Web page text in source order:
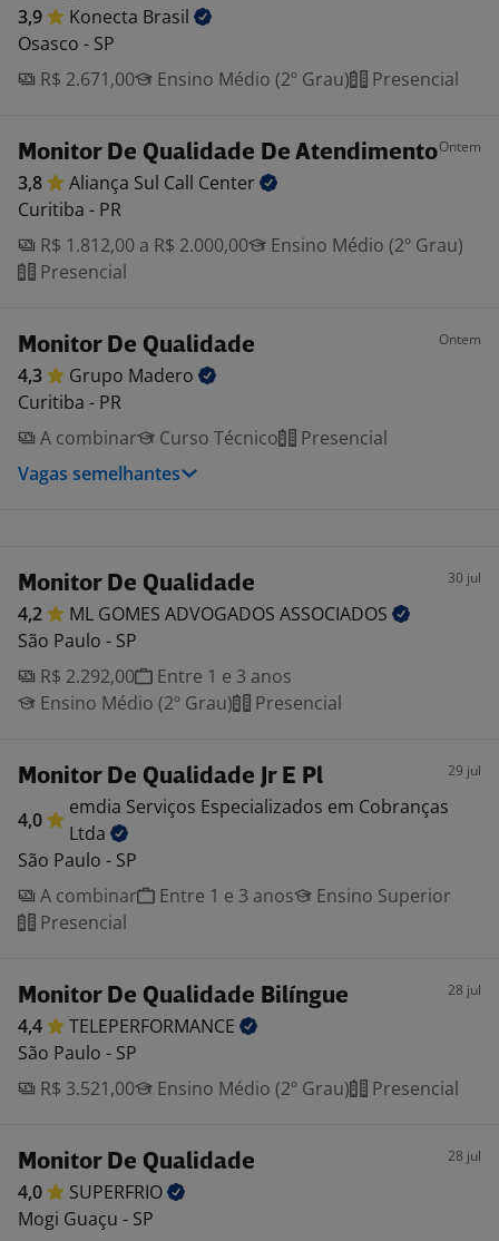
3,9 Konecta Brasil
Osasco - SP
R$ 2.671,00
Ensino Médio (2º Grau) Presencial
Monitor De Qualidade De AtendimentoOntem
3,8 Aliança Sul Call Center
Curitiba - PR
R$ 1.812,00 a R$ 2.000,00
Ensino Médio (2º Grau)
Presencial
Monitor De Qualidade Ontem
4,3 Grupo Madero
Curitiba - PR
A combinar
Curso Técnico
Presencial
Vagas semelhantes
Monitor De Qualidade 30 jul
4,2 ML GOMES ADVOGADOS ASSOCIADOS
São Paulo - SP
R$ 2.292,00
Entre 1 e 3 anos
Ensino Médio (2º Grau)
Presencial
Monitor De Qualidade Jr E Pl 29 jul
4,0
emdia Serviços Especializados em Cobranças
Ltda
São Paulo - SP
A combinar
Entre 1 e 3 anos
Ensino Superior
Presencial
Monitor De Qualidade Bilíngue 28 jul
4,4
TELEPERFORMANCE
São Paulo - SP
R$ 3.521,00
Ensino Médio (2º Grau) Presencial
Monitor De Qualidade 28 jul
4,0
SUPERFRIO
Mogi Guaçu - SP